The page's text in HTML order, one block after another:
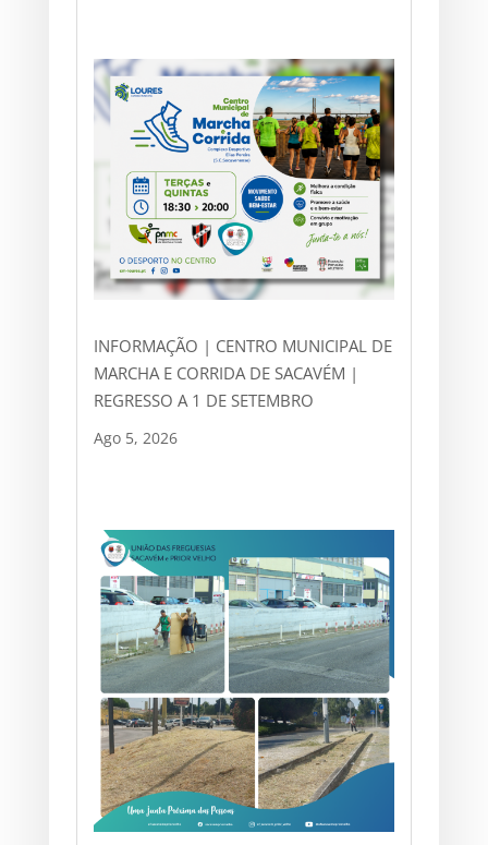
INFORMAÇÃO | CENTRO MUNICIPAL DE
MARCHA E CORRIDA DE SACAVÉM |
REGRESSO A 1 DE SETEMBRO
Ago 5, 2026